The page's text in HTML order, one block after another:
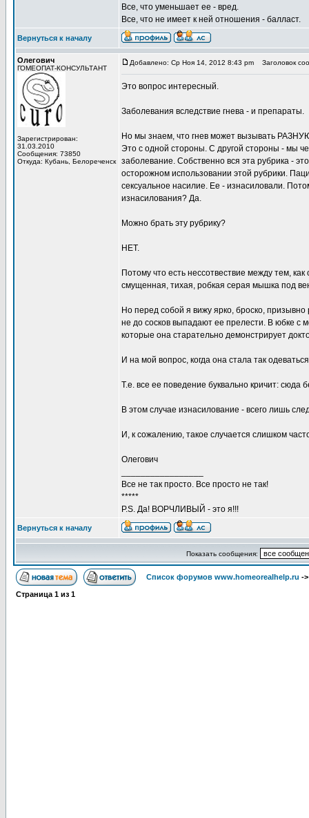
Все, что уменьшает ее - вред.
Все, что не имеет к ней отношения - балласт.
Вернуться к началу
Олегович
ГОМЕОПАТ-КОНСУЛЬТАНТ
Зарегистрирован:
31.03.2010
Сообщения: 73850
Откуда: Кубань, Белореченск
Добавлено: Ср Ноя 14, 2012 8:43 pm Заголовок
Это вопрос интересный.
Заболевания вследствие гнева - и препараты.
Но мы знаем, что гнев может вызывать
Это с одной стороны. С другой стороны - мы
заболевание. Собственно вся эта рубрика -
осторожном использовании этой рубрики.
сексуальное насилие. Ее - изнасиловали.
изнасилования? Да.
Можно брать эту рубрику?
НЕТ.
Потому что есть нессотвествие между тем,
смущенная, тихая, робкая серая мышка под
Но перед собой я вижу ярко, броско, призывно
не до сосков выпадают ее прелести. В юбке с
которые она старательно демонстрирует
И на мой вопрос, когда она стала так
Т.е. все ее поведение буквально кричит: сюда
В этом случае изнасилование - всего лишь
И, к сожалению, такое случается слишком
Олегович
Все не так просто. Все просто не так!
*****
P.S. Да! ВОРЧЛИВЫЙ - это я!!!
Вернуться к началу
Показать сообщения:
Список форумов www.homeorealhelp.ru -
Страница 1 из 1